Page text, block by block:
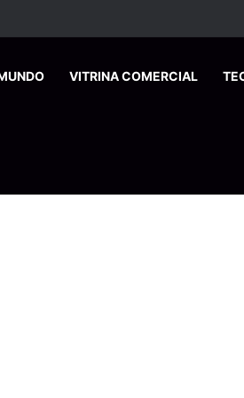
y matan a paciente a balazos
VITRINA COMERCIAL